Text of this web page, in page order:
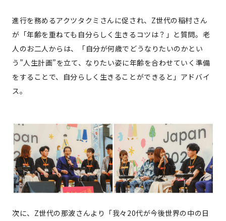
進行を務めるアクツタクミさんに促され、Z世代の稲村さん
が「年齢を重ねても自分らしく生きるコツは？」と質問。老
人のお二人からは、「自分が何歳でどうなりたいのかとい
う”人生計画”を立て、なりたい姿に年齢を合わせていく準備
をすることで、自分らしく生きることができると」アドバイ
ス。
次に、Z世代の那波さんより「我々20代が今後世界の中の日